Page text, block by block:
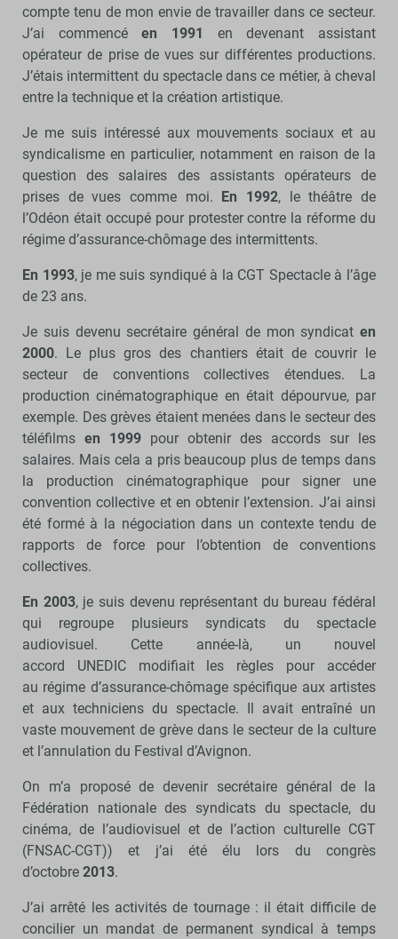
compte tenu de mon envie de travailler dans ce secteur.
J’ai commencéen 1991
en devenant assistant
opérateur de prise de vues sur différentes productions.
J’étais intermittent du spectacle dans ce métier, à cheval
entre la technique et la création artistique.
Je me suis intéressé aux mouvements sociaux et au
syndicalisme en particulier, notamment en raison de la
question des salaires des assistants opérateurs de
prises de vues comme moi. En 1992, le théâtre de
l’Odéon était occupé pour protester contre la réforme du
régime d’assurance-chômage des intermittents.
En 1993, je me suis syndiqué à la CGT Spectacle à l’âge
de 23 ans.
Je suis devenu secrétaire général de mon syndicat en
2000. Le plus gros des chantiers était de couvrir le
secteur de conventions collectives étendues. La
production cinématographique en était dépourvue, par
exemple. Des grèves étaient menées dans le secteur des
téléfilms en 1999 pour obtenir des accords sur les
salaires. Mais cela a pris beaucoup plus de temps dans
la production cinématographique pour signer une
convention collective et en obtenir l’extension. J’ai ainsi
été formé à la négociation dans un contexte tendu de
rapports de force pour l’obtention de conventions
collectives.
En 2003, je suis devenu représentant du bureau fédéral
qui regroupe plusieurs syndicats du spectacle
audiovisuel. Cette année-là, un nouvel
accord UNEDIC modifiait les règles pour accéder
au régime d’assurance-chômage spécifique aux artistes
et aux techniciens du spectacle. Il avait entraîné un
vaste mouvement de grève dans le secteur de la culture
et l’annulation du Festival d’Avignon.
On m’a proposé de devenir secrétaire général de la
Fédération nationale des syndicats du spectacle, du
cinéma, de l’audiovisuel et de l’action culturelle CGT
(FNSAC-CGT)) et j’ai été élu lors du congrès
d’octobre 2013.
J’ai arrêté les activités de tournage : il était difficile de
concilier un mandat de permanent syndical à temps